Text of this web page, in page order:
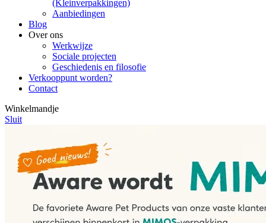
(Kleinverpakkingen)
Aanbiedingen
Blog
Over ons
Werkwijze
Sociale projecten
Geschiedenis en filosofie
Verkooppunt worden?
Contact
Winkelmandje
Sluit